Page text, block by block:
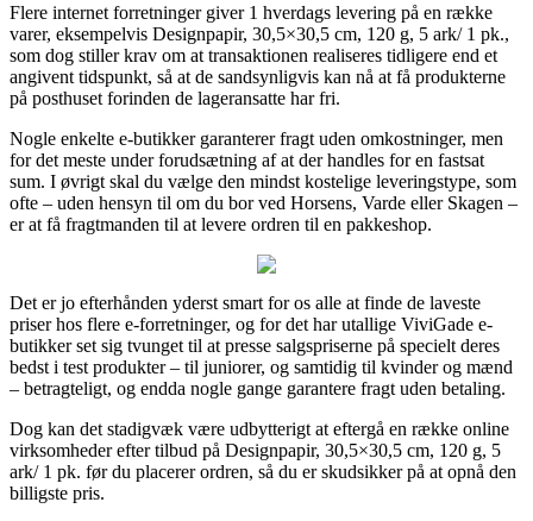
Flere internet forretninger giver 1 hverdags levering på en række
varer, eksempelvis Designpapir, 30,5×30,5 cm, 120 g, 5 ark/ 1 pk.,
som dog stiller krav om at transaktionen realiseres tidligere end et
angivent tidspunkt, så at de sandsynligvis kan nå at få produkterne
på posthuset forinden de lageransatte har fri.
Nogle enkelte e-butikker garanterer fragt uden omkostninger, men
for det meste under forudsætning af at der handles for en fastsat
sum. I øvrigt skal du vælge den mindst kostelige leveringstype, som
ofte – uden hensyn til om du bor ved Horsens, Varde eller Skagen –
er at få fragtmanden til at levere ordren til en pakkeshop.
Det er jo efterhånden yderst smart for os alle at finde de laveste
priser hos flere e-forretninger, og for det har utallige ViviGade e-
butikker set sig tvunget til at presse salgspriserne på specielt deres
bedst i test produkter – til juniorer, og samtidig til kvinder og mænd
– betragteligt, og endda nogle gange garantere fragt uden betaling.
Dog kan det stadigvæk være udbytterigt at eftergå en række online
virksomheder efter tilbud på Designpapir, 30,5×30,5 cm, 120 g, 5
ark/ 1 pk. før du placerer ordren, så du er skudsikker på at opnå den
billigste pris.